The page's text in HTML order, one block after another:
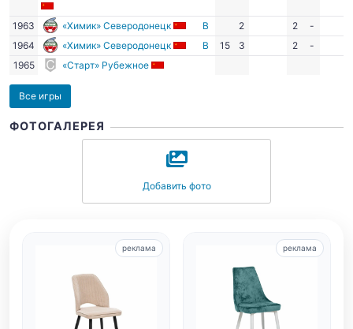
1963 «Химик» Северодонецк В 2 2
-
1964
«Химик» Северодонецк В 15 3 2
-
1965
«Старт» Рубежное
Все игры
ФОТОГАЛЕРЕЯ
Добавить фото
реклама реклама